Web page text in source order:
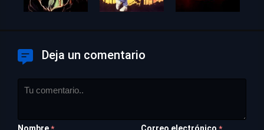
Deja un comentario